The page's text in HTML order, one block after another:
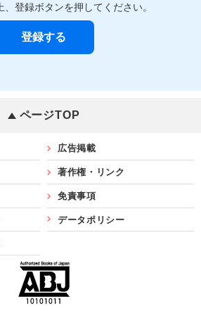
、登録ボタンを押してください。
ページTOP
広告掲載
著作権・リンク
免責事項
データポリシー